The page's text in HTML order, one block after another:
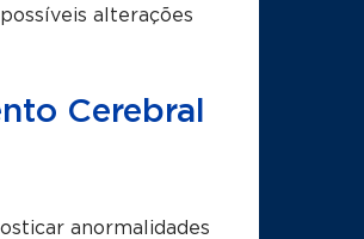
alterações
Cerebral
anormalidades